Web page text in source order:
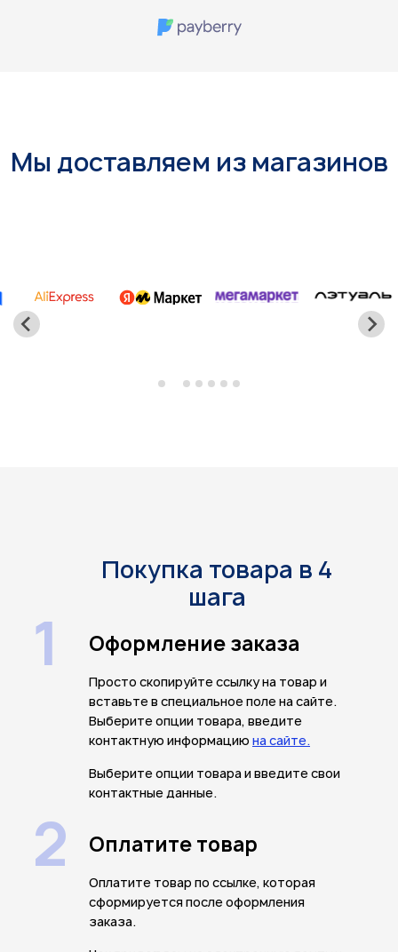
Мы доставляем из магазинов
Покупка товара в 4
шага
1 Оформление заказа
Просто скопируйте ссылку на товар и
вставьте в специальное поле на сайте.
Выберите опции товара, введите
контактную информацию на сайте.
Выберите опции товара и введите свои
контактные данные.
2 Оплатите товар
Оплатите товар по ссылке, которая
сформируется после оформления
заказа.